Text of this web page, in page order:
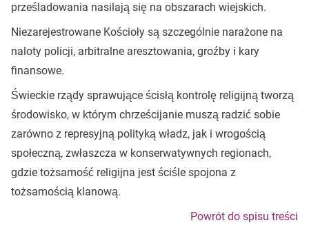
prześladowania nasilają się na obszarach wiejskich.
Niezarejestrowane Kościoły są szczególnie narażone na
naloty policji, arbitralne aresztowania, groźby i kary
finansowe.
Świeckie rządy sprawujące ścisłą kontrolę religijną tworzą
środowisko, w którym chrześcijanie muszą radzić sobie
zarówno z represyjną polityką władz, jak i wrogością
społeczną, zwłaszcza w konserwatywnych regionach,
gdzie tożsamość religijna jest ściśle spojona z
tożsamością klanową.
Powrót do spisu treści